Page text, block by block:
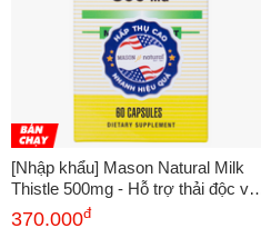
[Nhập khẩu] Mason Natural Milk
Thistle 500mg - Hỗ trợ thải độc và
tăng cường chức năng gan (60v)
370.000đ